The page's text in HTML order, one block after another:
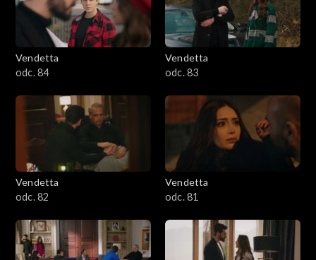
Vendetta
odc. 84
Vendetta
odc. 83
Vendetta
odc. 82
Vendetta
odc. 81